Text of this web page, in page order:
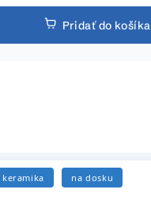
Pridať do košíka
keramika na dosku